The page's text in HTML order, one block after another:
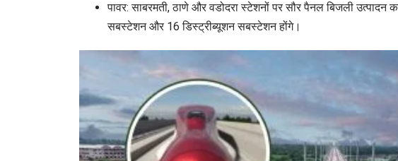
पावर: साबरमती, ठाणे और वडोदरा स्टेशनों पर सौर पैनल बिजली
सबस्टेशन और 16 डिस्ट्रीब्यूशन सबस्टेशन होंगे।